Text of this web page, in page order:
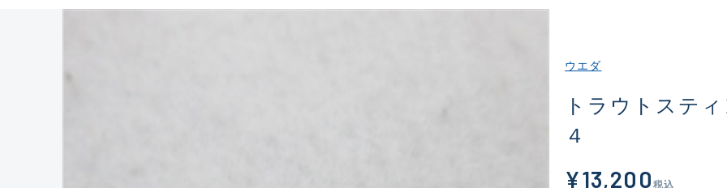
ウエダ
トラウトステ
４
¥13,200 税込